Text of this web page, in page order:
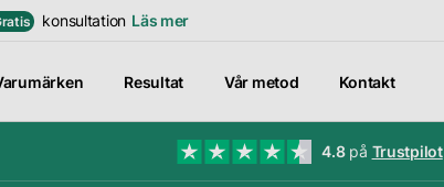
konsultation Läs mer
Resultat Vår metod Kontakt
4.8 på Trustpilot